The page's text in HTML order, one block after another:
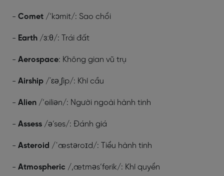
- Comet /’kɔmit/: Sao chổi
- Earth /ɜːθ/: Trái đất
- Aerospace: Không gian vũ trụ
- Airship /´ɛə¸ʃip/: Khí cầu
- Alien /’eiliən/: Người ngoài hành tinh
- Assess /ə’ses/: Đánh giá
- Asteroid /ˈæstəroɪd/: Tiểu hành tinh
- Atmospheric /,ætməs’ferik/: Khí quyển